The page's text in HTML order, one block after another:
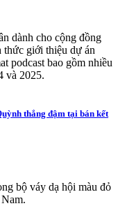
dành cho cộng đồng
giới thiệu dự án
bao gồm nhiều
và 2025.
thắng đậm tại bán kết
bộ váy dạ hội màu đỏ